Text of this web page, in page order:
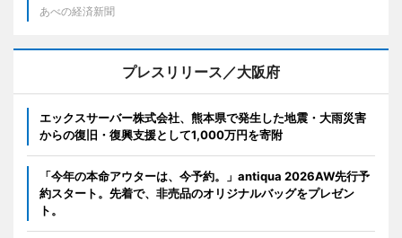
あべの経済新聞
プレスリリース／大阪府
エックスサーバー株式会社、熊本県で発生した地震・大雨災害
からの復旧・復興支援として1,000万円を寄附
「今年の本命アウターは、今予約。」antiqua 2026AW先行予
約スタート。先着で、非売品のオリジナルバッグをプレゼン
ト。